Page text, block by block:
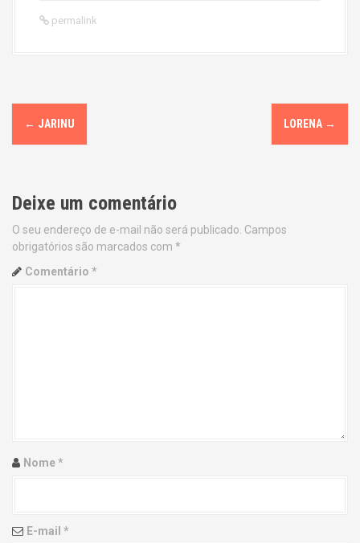
permalink
P
o
t
n
a
i
n
← JARINU LORENA →
Deixe um comentário
O seu endereço de e-mail não será publicado. Campos
obrigatórios são marcados com *
Comentário *
Nome*
E-mail *